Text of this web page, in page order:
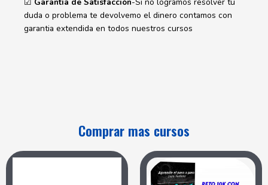
duda o problema te devolvemo el dinero contamos con
garantia extendida en todos nuestros cursos
Comprar mas cursos